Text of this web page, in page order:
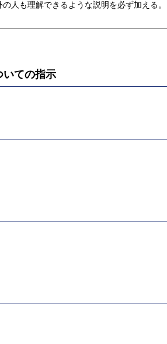
の人も理解できるような説明を必ず加える。
いての指示